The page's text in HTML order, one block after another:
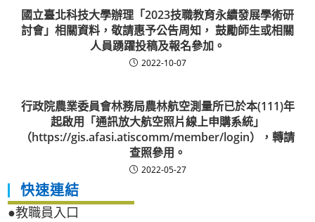
國立臺北科技大學辦理「2023技職教育永續發展學術研
討會」相關資料，敬請惠予公告周知， 鼓勵師生或相關
人員踴躍投稿及報名參加。
2022-10-07
行政院農業委員會林務局農林航空測量所已於本(111)年
起啟用「通訊放大航空照片線上申購系統」
（https://gis.afasi.atiscomm/member/login），轉請
查照參用。
2022-05-27
快速連結
●教職員入口